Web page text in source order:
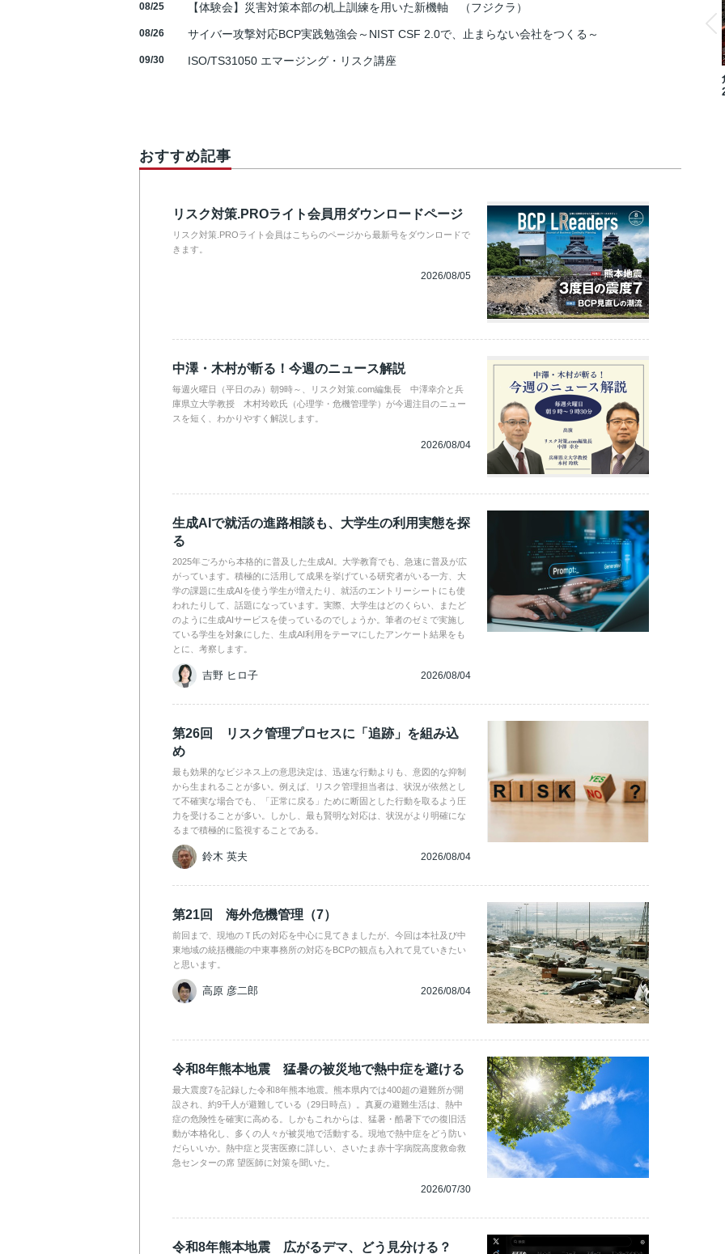
08/25 【体験会】災害対策本部の机上訓練を用いた新機軸 （フジクラ）
08/26 サイバー攻撃対応BCP実践勉強会～NIST CSF 2.0で、止まらない会社をつくる～
09/30 ISO/TS31050 エマージング・リスク講座
おすすめ記事
リスク対策.PROライト会員用ダウンロードページ
リスク対策.PROライト会員はこちらのページから最新号をダウンロードで
きます。
2026/08/05
中澤・木村が斬る！今週のニュース解説
毎週火曜日（平日のみ）朝9時～、リスク対策.com編集長 中澤幸介と兵
庫県立大学教授 木村玲欧氏（心理学・危機管理学）が今週注目のニュー
スを短く、わかりやすく解説します。
2026/08/04
生成AIで就活の進路相談も、大学生の利用実態を探
る
2025年ごろから本格的に普及した生成AI。大学教育でも、急速に普及が広
がっています。積極的に活用して成果を挙げている研究者がいる一方、大
学の課題に生成AIを使う学生が増えたり、就活のエントリーシートにも使
われたりして、話題になっています。実際、大学生はどのくらい、またど
のように生成AIサービスを使っているのでしょうか。筆者のゼミで実施し
ている学生を対象にした、生成AI利用をテーマにしたアンケート結果をも
とに、考察します。
吉野 ヒロ子 2026/08/04
第26回 リスク管理プロセスに「追跡」を組み込
め
最も効果的なビジネス上の意思決定は、迅速な行動よりも、意図的な抑制
から生まれることが多い。例えば、リスク管理担当者は、状況が依然とし
て不確実な場合でも、「正常に戻る」ために断固とした行動を取るよう圧
力を受けることが多い。しかし、最も賢明な対応は、状況がより明確にな
るまで積極的に監視することである。
鈴木 英夫 2026/08/04
第21回 海外危機管理（7）
前回まで、現地のＴ氏の対応を中心に見てきましたが、今回は本社及び中
東地域の統括機能の中東事務所の対応をBCPの観点も入れて見ていきたい
と思います。
高原 彦二郎 2026/08/04
令和8年熊本地震 猛暑の被災地で熱中症を避ける
最大震度7を記録した令和8年熊本地震。熊本県内では400超の避難所が開
設され、約9千人が避難している（29日時点）。真夏の避難生活は、熱中
症の危険性を確実に高める。しかもこれからは、猛暑・酷暑下での復旧活
動が本格化し、多くの人々が被災地で活動する。現地で熱中症をどう防い
だらいいか。熱中症と災害医療に詳しい、さいたま赤十字病院高度救命救
急センターの席 望医師に対策を聞いた。
2026/07/30
令和8年熊本地震 広がるデマ、どう見分ける？